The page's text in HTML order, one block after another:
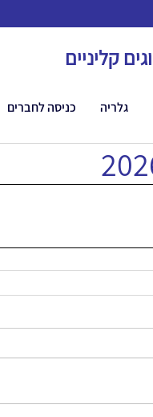
קליניים
גלריה כניסה לחברים